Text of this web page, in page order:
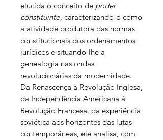
elucida o conceito de poder
constituinte, caracterizando-o como
a atividade produtora das normas
constitucionais dos ordenamentos
jurídicos e situando-lhe a
genealogia nas ondas
revolucionárias da modernidade.
Da Renascença à Revolução Inglesa,
da Independência Americana à
Revolução Francesa, da experiência
soviética aos horizontes das lutas
contemporâneas, ele analisa, com